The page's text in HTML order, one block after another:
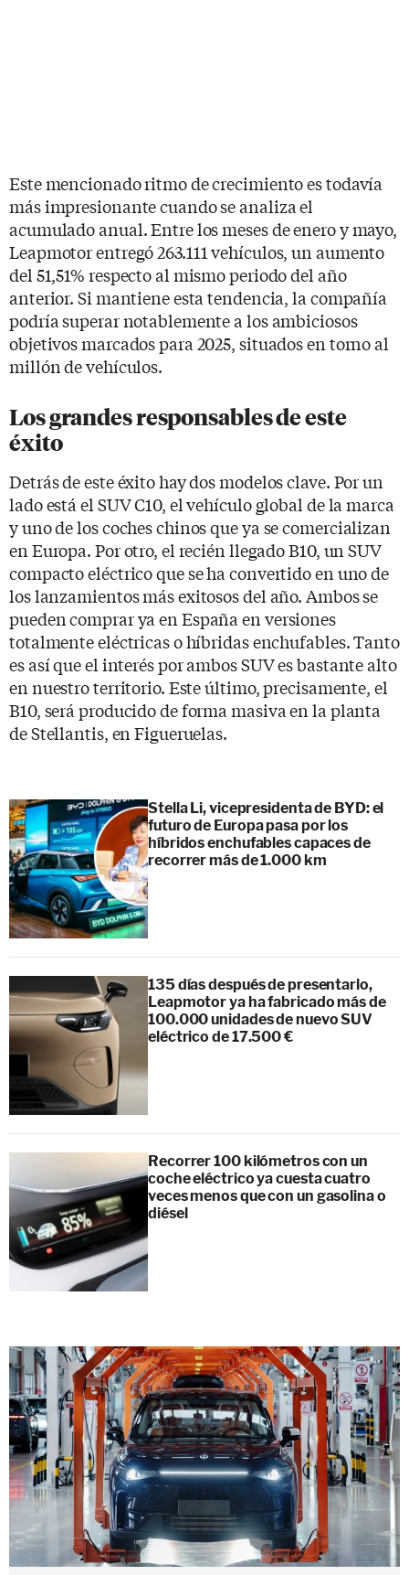
Este mencionado ritmo de crecimiento es todavía
más impresionante cuando se analiza el
acumulado anual. Entre los meses de enero y mayo,
Leapmotor entregó 263.111 vehículos, un aumento
del 51,51% respecto al mismo periodo del año
anterior. Si mantiene esta tendencia, la compañía
podría superar notablemente a los ambiciosos
objetivos marcados para 2025, situados en torno al
millón de vehículos.
Los grandes responsables de este
éxito
Detrás de este éxito hay dos modelos clave. Por un
lado está el SUV C10, el vehículo global de la marca
y uno de los coches chinos que ya se comercializan
en Europa. Por otro, el recién llegado B10, un SUV
compacto eléctrico que se ha convertido en uno de
los lanzamientos más exitosos del año. Ambos se
pueden comprar ya en España en versiones
totalmente eléctricas o híbridas enchufables. Tanto
es así que el interés por ambos SUV es bastante alto
en nuestro territorio. Este último, precisamente, el
B10, será producido de forma masiva en la planta
de Stellantis, en Figueruelas.
Stella Li, vicepresidenta de BYD: el
futuro de Europa pasa por los
híbridos enchufables capaces de
recorrer más de 1.000 km
135 días después de presentarlo,
Leapmotor ya ha fabricado más de
100.000 unidades de nuevo SUV
eléctrico de 17.500 €
Recorrer 100 kilómetros con un
coche eléctrico ya cuesta cuatro
veces menos que con un gasolina o
diésel